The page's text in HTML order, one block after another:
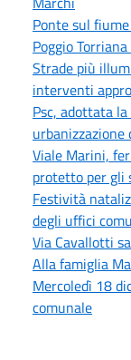
Ponte sul
Poggio
Strade più
interventi
Psc, adottata
Viale Marini,
protetto per gli
Festività
degli uffici
Via Cavallotti
Alla famiglia
Mercoledì 18
comunale